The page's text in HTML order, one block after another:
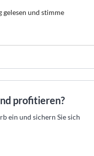
gelesen und stimme
profitieren?
ein und sichern Sie sich